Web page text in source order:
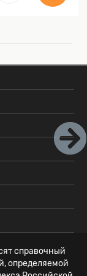
справочный
определяемой